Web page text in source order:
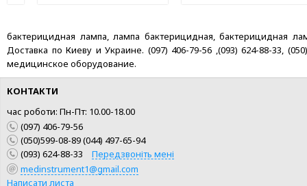
КУПИТИ
бактерицидная лампа, лампа бактерицидная, бактерицидная
Доставка по Киеву и Украине. (097) 406-79-56 ,(093) 624-88-33,
медицинское оборудование.
КОНТАКТИ
час роботи: Пн-Пт: 10.00-18.00
(097) 406-79-56
(050)599-08-89 (044) 497-65-94
(093) 624-88-33
Передзвоніть мені
medinstrument1@gmail.com
Написати листа